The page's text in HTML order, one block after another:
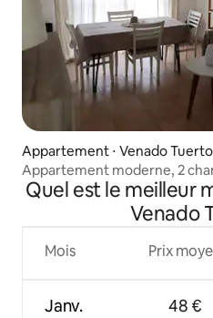
Appartement ⋅ Venado Tuerto
Appartement moderne, 2
complet
Quel est le meilleur
Venado
Mois
Janv.
Prix
48 €